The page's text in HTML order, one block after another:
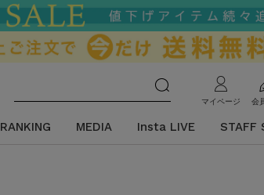
マイページ 会
RANKING MEDIA Insta LIVE STAFF